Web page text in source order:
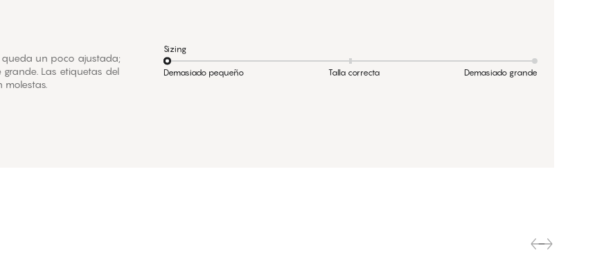
un poco ajustada;
Las etiquetas del
Sizing
Demasiado pequeño Talla correcta Demasiado grande